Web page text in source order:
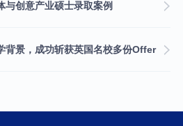
与创意产业硕士录取案例
背景，成功斩获英国名校多份Offer